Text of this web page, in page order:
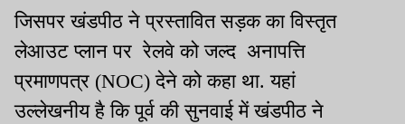
जिसपर खंडपीठ ने प्रस्तावित सड़क का विस्तृत
लेआउट प्लान पर रेलवे को जल्द अनापत्ति
प्रमाणपत्र (NOC) देने को कहा था. यहां
उल्लेखनीय है कि पूर्व की सुनवाई में खंडपीठ ने